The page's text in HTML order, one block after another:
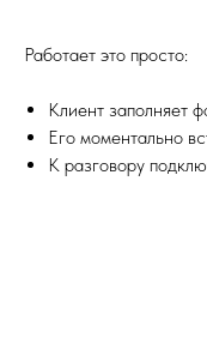
Работает это просто:
Клиент заполняет
Его моментально
К разговору